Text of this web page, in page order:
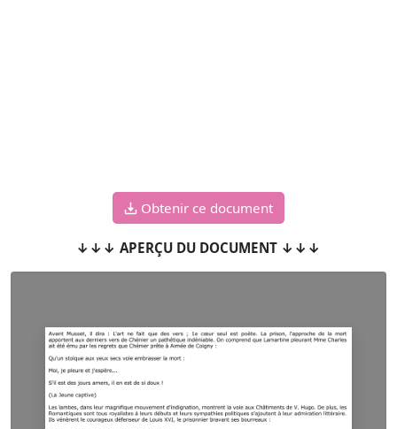
Obtenir ce document
↓↓↓ APERÇU DU DOCUMENT ↓↓↓